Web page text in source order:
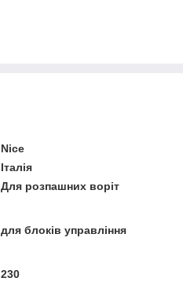
Nice
Італія
Для розпашних воріт
для блоків управління
230